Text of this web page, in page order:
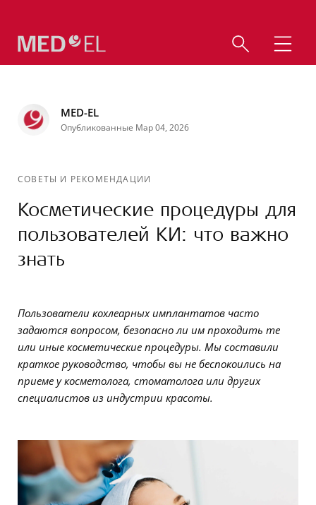
MED-EL
Опубликованные Мар 04, 2026
СОВЕТЫ И РЕКОМЕНДАЦИИ
Косметические процедуры для
пользователей КИ: что важно
знать
Пользователи кохлеарных имплантатов часто
задаются вопросом, безопасно ли им проходить те
или иные косметические процедуры. Мы составили
краткое руководство, чтобы вы не беспокоились на
приеме у косметолога, стоматолога или других
специалистов из индустрии красоты.